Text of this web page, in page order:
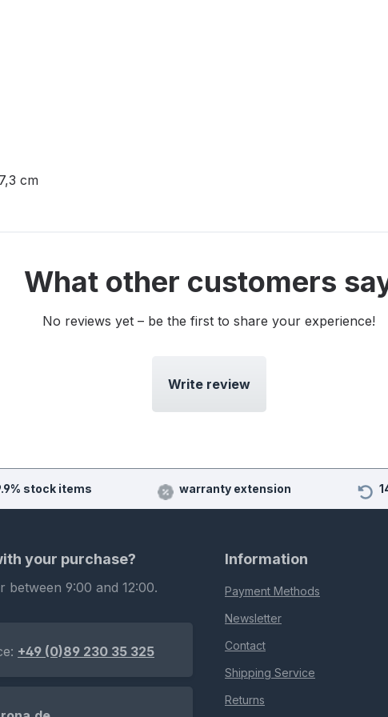
cm
What other customers
No reviews yet – be the first to share your experience!
Write review
stock items warranty extension
your purchase?
between 9:00 and 12:00.
+49 (0)89 230 35 325
Information
Payment Methods
Newsletter
Contact
Shipping Service
Returns